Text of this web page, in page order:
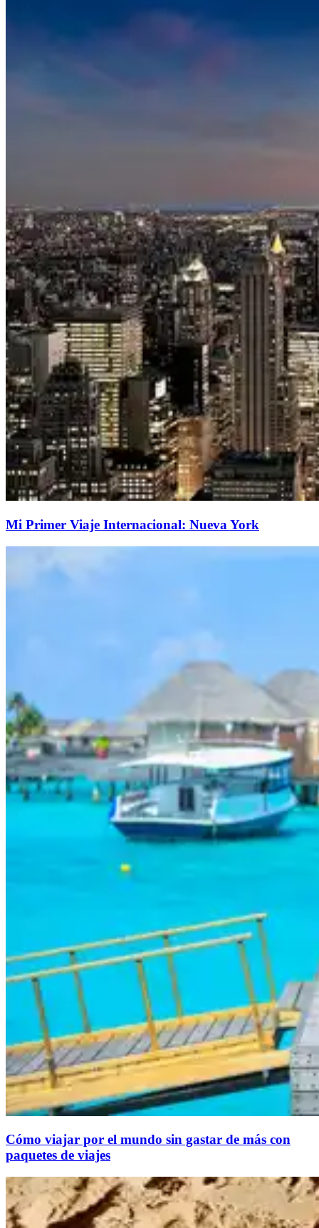
Mi Primer Viaje Internacional: Nueva York
Cómo viajar por el mundo sin gastar de más con
paquetes de viajes